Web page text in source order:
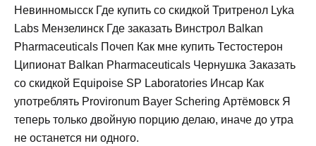
Невинномысск Где купить со скидкой Тритренол Lyka
Labs Мензелинск Где заказать Винстрол Balkan
Pharmaceuticals Почеп Как мне купить Тестостерон
Ципионат Balkan Pharmaceuticals Чернушка Заказать
со скидкой Equipoise SP Laboratories Инсар Как
употреблять Provironum Bayer Schering Артёмовск Я
теперь только двойную порцию делаю, иначе до утра
не останется ни одного.